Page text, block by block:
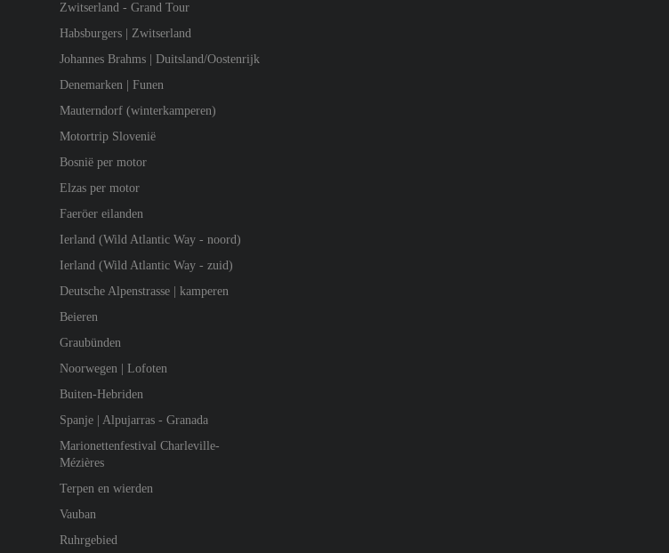
Zwitserland - Grand Tour
Habsburgers | Zwitserland
Johannes Brahms | Duitsland/Oostenrijk
Denemarken | Funen
Mauterndorf (winterkamperen)
Motortrip Slovenië
Bosnië per motor
Elzas per motor
Faeröer eilanden
Ierland (Wild Atlantic Way - noord)
Ierland (Wild Atlantic Way - zuid)
Deutsche Alpenstrasse | kamperen
Beieren
Graubünden
Noorwegen | Lofoten
Buiten-Hebriden
Spanje | Alpujarras - Granada
Marionettenfestival Charleville-
Mézières
Terpen en wierden
Vauban
Ruhrgebied